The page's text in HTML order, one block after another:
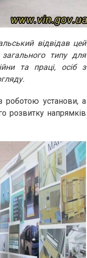
відвідав цей
типу для
та праці, осіб з
роботою установи, а
розвитку напрямків